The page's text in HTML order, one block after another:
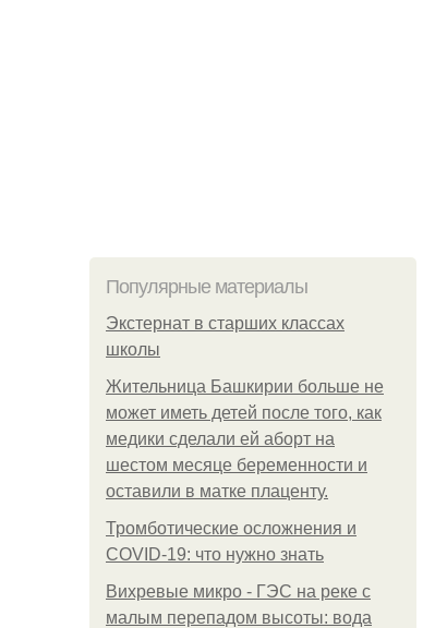
Популярные материалы
Экстернат в старших классах
школы
Жительница Башкирии больше не
может иметь детей после того, как
медики сделали ей аборт на
шестом месяце беременности и
оставили в матке плаценту.
Тромботические осложнения и
COVID-19: что нужно знать
Вихревые микро - ГЭС на реке с
малым перепадом высоты: вода